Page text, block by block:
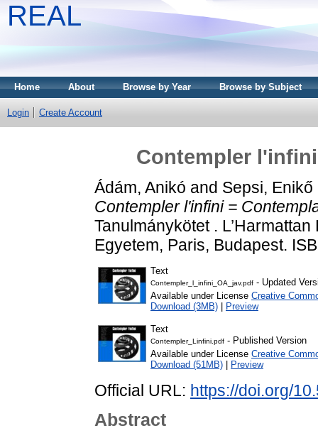
REAL
Home About Browse by Year Browse by Subject
Login Create Account
Contempler
Ádám, Anikó and Sepsi, Enikő
Contempler l'infini =
Tanulmánykötet .
Egyetem, Paris, Budapest.
Text
Contempler_l_infini_OA_jav.pdf - Updated
Available under License Creative
Download (3MB)
Preview
Text
Contempler_Linfini.pdf - Published Version
Available under License Creative
Download (51MB)
Preview
Official URL: https://doi.org/
Abstract